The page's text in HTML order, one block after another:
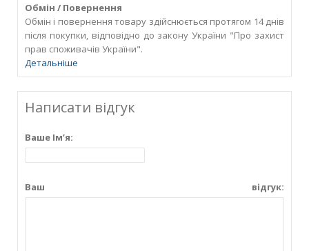
Обмін / Повернення
Обмін і повернення товару здійснюється протягом 14 днів
після покупки, відповідно до закону України "Про захист
прав споживачів України".
Детальніше
Написати відгук
Ваше Ім’я:
Ваш відгук: